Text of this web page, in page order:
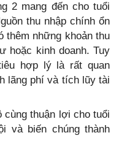
2 mang đến cho tuổi
thu nhập chính ổn
thêm những khoản thu
hoặc kinh doanh. Tuy
hợp lý là rất quan
lãng phí và tích lũy tài
cùng thuận lợi cho tuổi
và biến chúng thành